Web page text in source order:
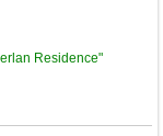
Residence"